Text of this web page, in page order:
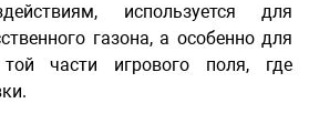
используется для
газона, а особенно для
части игрового поля, где